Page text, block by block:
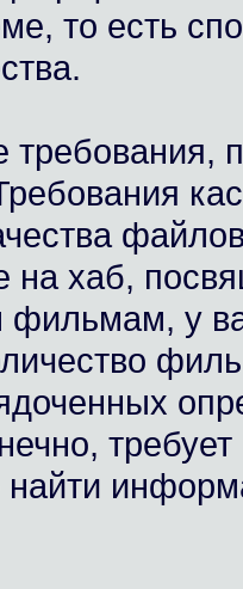
то есть
на хаб,
фильмам, у
требует
найти